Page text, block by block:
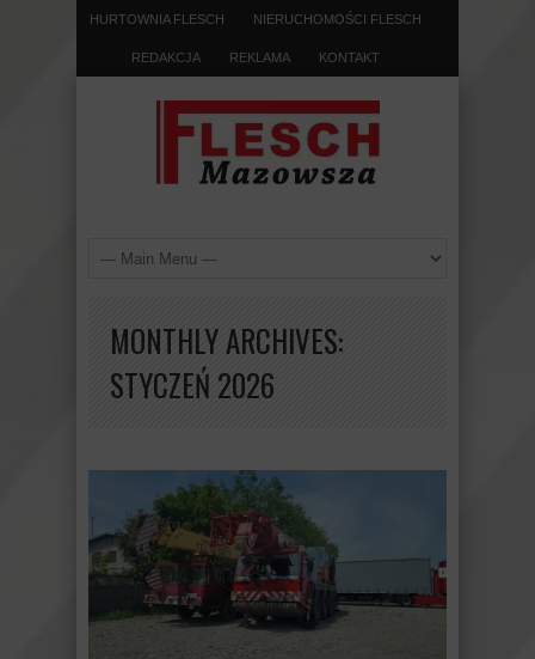
HURTOWNIA FLESCH NIERUCHOMOŚCI FLESCH
REDAKCJA REKLAMA KONTAKT
MONTHLY ARCHIVES:
STYCZEŃ 2026